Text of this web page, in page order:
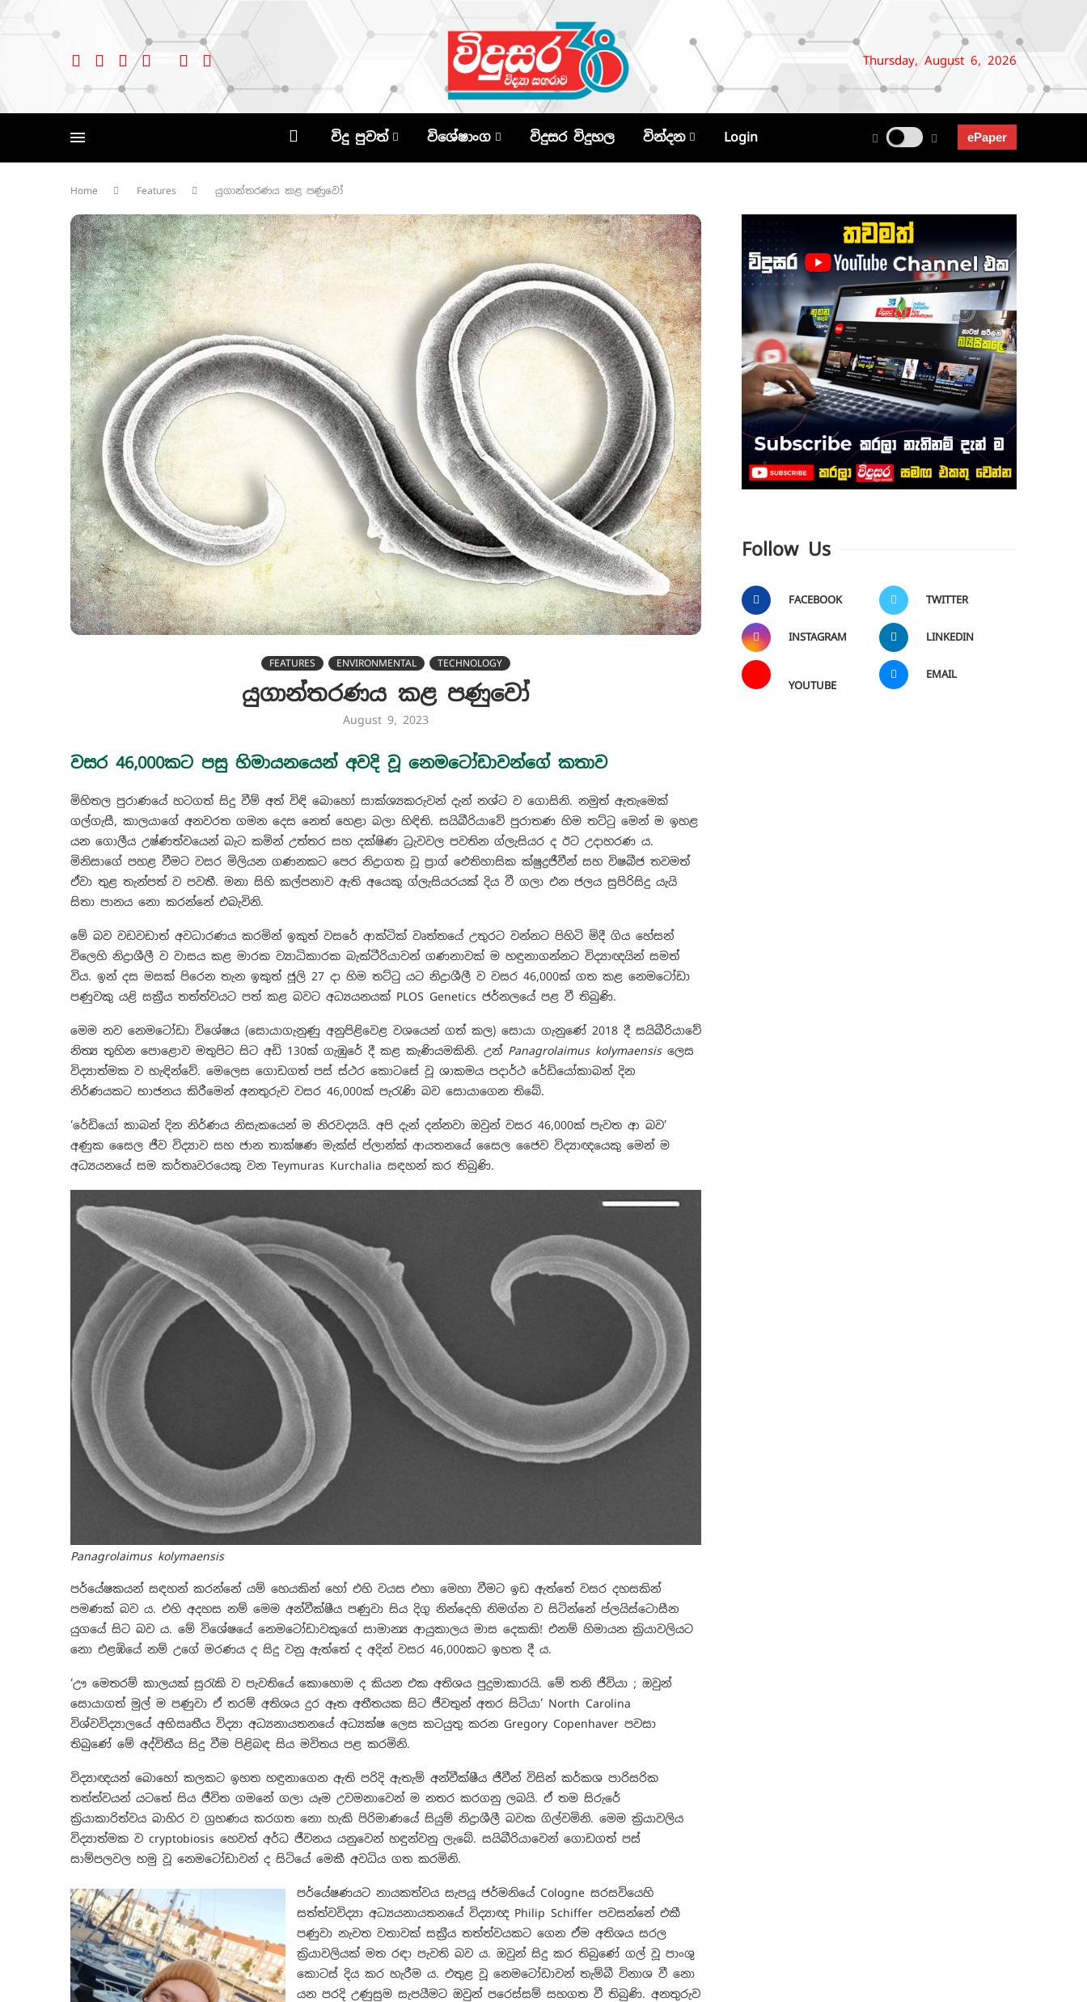
Thursday, August 6, 2026
විදු පුවත් විශේෂාංග විදුසර විදුහල වින්දන Login ePaper
Home Features යුගාන්තරණය කළ පණුවෝ
FEATURES ENVIRONMENTAL TECHNOLOGY
යුගාන්තරණය කළ පණුවෝ
August 9, 2023
වසර 46,000කට පසු හිමායනයෙන් අවදි වූ නෙමටෝඩාවන්ගේ කතාව
මිහිතල පුරාණයේ හටගත් සිදු වීම් අත් විඳි බොහෝ සාක්ශ්‍යකරුවන් දැන් නශ්ට ව ගොසිනි. නමුත් ඇතැමෙක්
ගල්ගැසී, කාලයාගේ අනවරත ගමන දෙස නෙත් හෙළා බලා හිඳිති. සයිබීරියාවේ පුරාතණ හිම තට්ටු මෙන් ම ඉහළ
යන ගොලීය උෂ්ණත්වයෙන් බැ‍ට කමින් උත්තර සහ දක්ෂිණ ධ්‍රැවවල පවතින ග්ලැසියර ද ඊට උදාහරණ ය.
මිනිසාගේ පහළ වීමට වසර මිලියන ගණනකට පෙර නිද්‍රාගත වූ ප්‍රාග් ඓතිහාසික ක්ෂුද්‍රජීවීන් සහ විෂබීජ තවමත්
ඒවා තුළ තැන්පත් ව පවතී. මනා සිහි කල්පනාව ඇති අයෙකු ග්ලැසියරයක් දිය වී ගලා එන ජලය සුපිරිසිදු යැයි
සිතා පානය නො කරන්නේ එබැවිනි.
මේ බව වඩවඩාත් අවධාරණය කරමින් ඉකුත් වසරේ ආක්ටික් වෘත්තයේ උතුරට වන්නට පිහිටි මිදී ගිය හේසන්
විලෙහි නිද්‍රාශීලී ව වාසය කළ මාරක ව්‍යාධිකාරක බැක්ටීරියාවන් ගණනාවක් ම හඳුනාගන්නට විද්‍යාඥයින් සමත්
විය. ඉන් දස මසක් පිරෙන තැන ඉකුත් ජූලි 27 දා හිම තට්ටු යට නිද්‍රාශීලී ව වසර 46,000ක් ගත කළ නෙමටෝඩා
පණුවකු යළි සක්‍රීය තත්ත්වයට පත් කළ බවට අධ්‍යයනයක් PLOS Genetics ජර්නලයේ පළ වී තිබුණි.
මෙම නව නෙමටෝඩා විශේෂය (සොයාගැනුණු අනුපිළිවෙළ වශයෙන් ගත් කල) සොයා ගැනුණේ 2018 දී සයිබීරියාවේ
නිත්‍ය තුහින පොළොව මතුපිට සිට අඩි 130ක් ගැඹුරේ දී කළ කැණියමකිනි. උන් Panagrolaimus kolymaensisලෙස
විද්‍යාත්මක ව හැඳින්වේ. මෙලෙස ගොඩගත් පස් ස්ථර කොටසේ වූ ශාකමය පදාර්ථ රේඩියෝකාබන් දින
නිර්ණයකට භාජනය කිරීමෙන් අනතුරුව වසර 46,000ක් පැරැණි බව සොයාගෙන තිබේ.
‘රේඩියෝ කාබන් දින නිර්ණය නිසැකයෙන් ම නිරවද්‍යයි. අපි දැන් දන්නවා ඔවුන් වසර 46,000ක් පැවත ආ බව’
අණුක සෛල ජීව විද්‍යාව සහ ජාන තාක්ෂණ මැක්ස් ප්ලාන්ක් ආයතනයේ සෛල ජෛව විද්‍යාඥයෙකු මෙන් ම
අධ්‍යයනයේ සම කර්තෘවරයෙකු වන Teymuras Kurchalia සඳහන් කර තිබුණි.
Panagrolaimus kolymaensis
පර්යේෂකයන් සඳහන් කරන්නේ යම් හෙයකින් හෝ එහි වයස එහා මෙහා වීමට ඉඩ ඇත්තේ වසර දහසකින්
පමණක් බව ය. එහි අදහස නම් මෙම අන්වීක්ෂීය පණුවා සිය දිගු නින්දෙහි නිමග්න ව සිටින්නේ ‍ප්ලයිස්ටොසීන
යුගයේ සිට බව ය. මේ විශේෂයේ නෙමටෝඩාවකුගේ සාමාන්‍ය ආයුකාලය මාස දෙකකි! එනම් හිමායන ක්‍රියාවලියට
නො එළඹියේ නම් උගේ මරණය ද සිදු වනු ඇත්තේ ද අදින් වසර 46,000කට ඉහත දී ය.
‘ඌ මෙතරම් කාලයක් සුරැකි ව පැවතියේ කොහොම ද කියන එක අතිශය පුදුමාකාරයි. මේ තනි ජීවියා ; ඔවුන්
සොයාගත් මුල් ම පණුවා ඒ තරම් අතිශය දුර ඈත අතීතයක සිට ජීවතුන් අතර සිටියා’ North Carolina
විශ්වවිද්‍යාලයේ අභිසෘතීය විද්‍යා අධ්‍යනායතනයේ අධ්‍යක්ෂ ලෙස කටයුතු කරන Gregory Copenhaver පවසා
තිබුණේ මේ අද්විතීය සිදු වීම පිළිබඳ සිය මවිතය පළ කරමිනි.
විද්‍යාඥයන් බොහෝ කලකට ඉහත හඳුනාගෙන ඇති පරිදි ඇතැම් අන්වීක්ෂීය ජීවීන් විසින් කර්කශ පාරිසරික
තත්ත්වයන් යටතේ සිය ජීවිත ගමනේ ගලා යෑම උවමනාවෙන් ම නතර කරගනු ලබයි. ඒ තම සිරුරේ
ක්‍රියාකාරිත්වය බාහිර ව ග්‍රහණය කරගත නො හැකි පිරිමාණයේ සියුම් නිද්‍රාශීලී බවක ගිල්වමිනි. මෙම ක්‍රියාවලිය
විද්‍යාත්මක ව cryptobiosis හෙවත් අර්ධ ජීවනය යනුවෙන් හඳුන්වනු ලැබේ. සයිබීරියාවෙන් ගොඩගත් පස්
සාම්පලවල හමු වූ නෙමටෝඩාවන් ද සිටියේ මෙකී අවධිය ගත කරමිනි.
පර්යේෂණයට නායකත්වය සැපයූ ජර්මනියේ Cologne සරසවියෙහි
සත්ත්වවිද්‍යා අධ්‍යයනායතනයේ විද්‍යාඥ Philip Schiffer පවසන්නේ එකී
පණුවා නැවත වතාවක් සක්‍රීය තත්ත්වයකට ගෙන ඒම අතිශය සරල
ක්‍රියාවලියක් මත රඳා පැවති බව ය. ඔවුන් සිදු කර තිබුණේ ගල් වූ පාංශු
කොටස් දිය කර හැරීම ය. එතුළ වූ නෙමටෝඩාවන් තැම්බී විනාශ වී නො
යන පරදි උණුසුම සැපයීමට ඔවුන් පරෙස්සම් සහගත වී තිබුණි. අනතුරුව
Follow Us
FACEBOOK TWITTER
INSTAGRAM LINKEDIN
YOUTUBE
EMAIL